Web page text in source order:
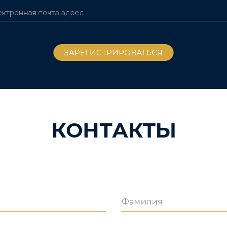
КОНТАКТЫ